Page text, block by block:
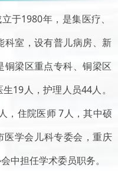
于1980年 ， 是集医疗、
科室 ，设有普儿病房、新
铜梁区重点专科、铜梁区
生19人，护理人员44人。
，住院医师 7人，其中硕
学会儿科专委会，重庆
中担任学术委员职务。